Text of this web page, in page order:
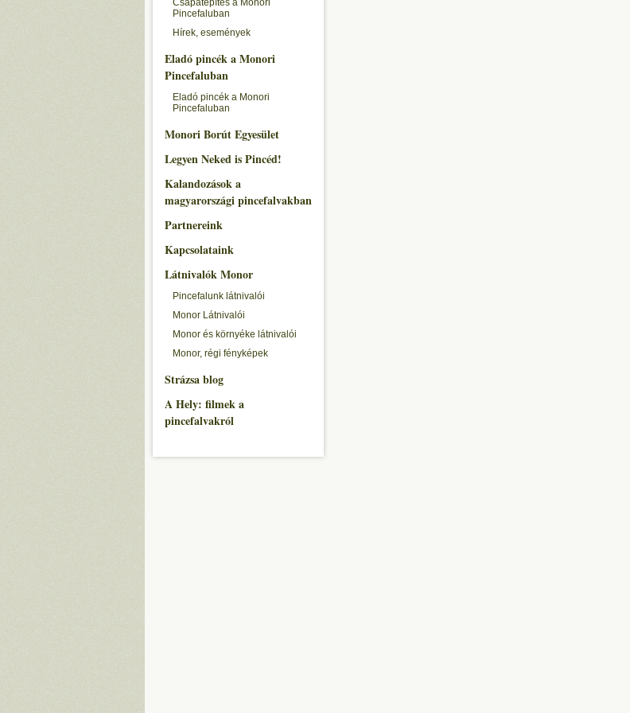
Csapatépítés a Monori
Pincefaluban
Hírek, események
Eladó pincék a Monori
Pincefaluban
Eladó pincék a Monori
Pincefaluban
Monori Borút Egyesület
Legyen Neked is Pincéd!
Kalandozások a
magyarországi pincefalvakban
Partnereink
Kapcsolataink
Látnivalók Monor
Pincefalunk látnivalói
Monor Látnivalói
Monor és környéke látnivalói
Monor, régi fényképek
Strázsa blog
A Hely: filmek a
pincefalvakról